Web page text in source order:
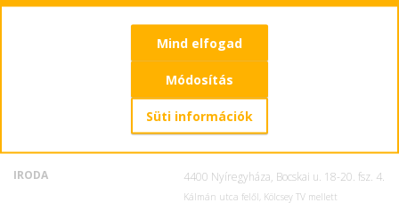
+36 30 076 6404
+36 30 451 9672
info@forweb.hu
IRODA 4400 Nyíregyháza, Bocskai u. 18-20. fsz. 4.
Kálmán utca felől, Kölcsey TV mellett
Mind elfogad
Módosítás
Süti információk